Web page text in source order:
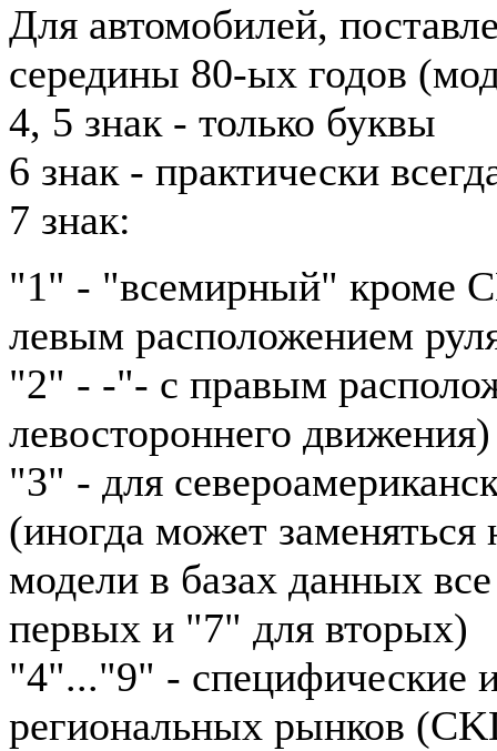
Для автомобилей,
середины 80-ых годов
4, 5 знак - только буквы
6 знак - практически
7 знак:
"1" - "всемирный" кроме
левым расположением
"2" - -"- с правым
левостороннего движения)
"3" - для
(иногда может
модели в базах данных
первых и "7" для вторых)
"4"..."9" - специфические
региональных рынков